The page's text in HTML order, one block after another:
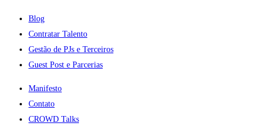
Blog
Contratar Talento
Gestão de PJs e Terceiros
Guest Post e Parcerias
Manifesto
Contato
CROWD Talks